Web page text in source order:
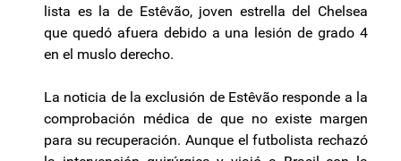
lista es la de Estêvão, joven estrella del Chelsea
que quedó afuera debido a una lesión de grado 4
en el muslo derecho.
La noticia de la exclusión de Estêvão responde a la
comprobación médica de que no existe margen
para su recuperación. Aunque el futbolista rechazó